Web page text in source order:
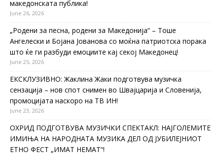
македонската публика!
June 26, 2026
„Родени за песна, родени за Македонија“ – Тоше
Ангелески и Бојана Јованова со моќна патриотска порака
што ќе ги разбуди емоциите кај секој Македонец!
June 25, 2026
ЕКСКЛУЗИВНО: Жаклина Жаки подготвува музичка
сензација – нов спот снимен во Швајцарија и Словенија,
промоцијата наскоро на ТВ ИН!
June 23, 2026
ОХРИД ПОДГОТВУВА МУЗИЧКИ СПЕКТАКЛ: НАЈГОЛЕМИТЕ
ИМИЊА НА НАРОДНАТА МУЗИКА ДЕЛ ОД ЈУБИЛЕЈНИОТ
ЕТНО ФЕСТ „ИМАТ НЕМАТ“!